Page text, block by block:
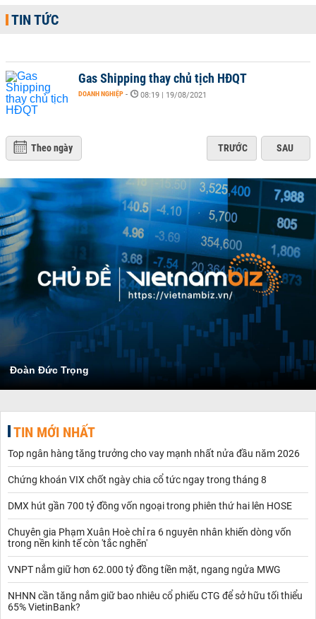
TIN TỨC
Gas Shipping thay chủ tịch HĐQT
DOANH NGHIỆP - 08:19 | 19/08/2021
Theo ngày TRƯỚC SAU
Đoàn Đức Trọng
TIN MỚI NHẤT
Top ngân hàng tăng trưởng cho vay mạnh nhất nửa đầu năm 2026
Chứng khoán VIX chốt ngày chia cổ tức ngay trong tháng 8
DMX hút gần 700 tỷ đồng vốn ngoại trong phiên thứ hai lên HOSE
Chuyên gia Phạm Xuân Hoè chỉ ra 6 nguyên nhân khiến dòng vốn
trong nền kinh tế còn 'tắc nghẽn'
VNPT nắm giữ hơn 62.000 tỷ đồng tiền mặt, ngang ngửa MWG
NHNN cần tăng nắm giữ bao nhiêu cổ phiếu CTG để sở hữu tối thiểu
65% VietinBank?